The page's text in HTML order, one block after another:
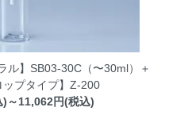
ル】SB03-30C（〜30ml）＋
ップタイプ】Z-200
～11,062円(税込)